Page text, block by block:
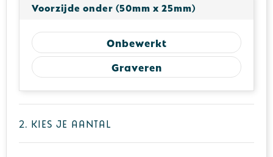
Voorzijde onder (50mm x 25mm)
Onbewerkt
Graveren
2. Kies je aantal